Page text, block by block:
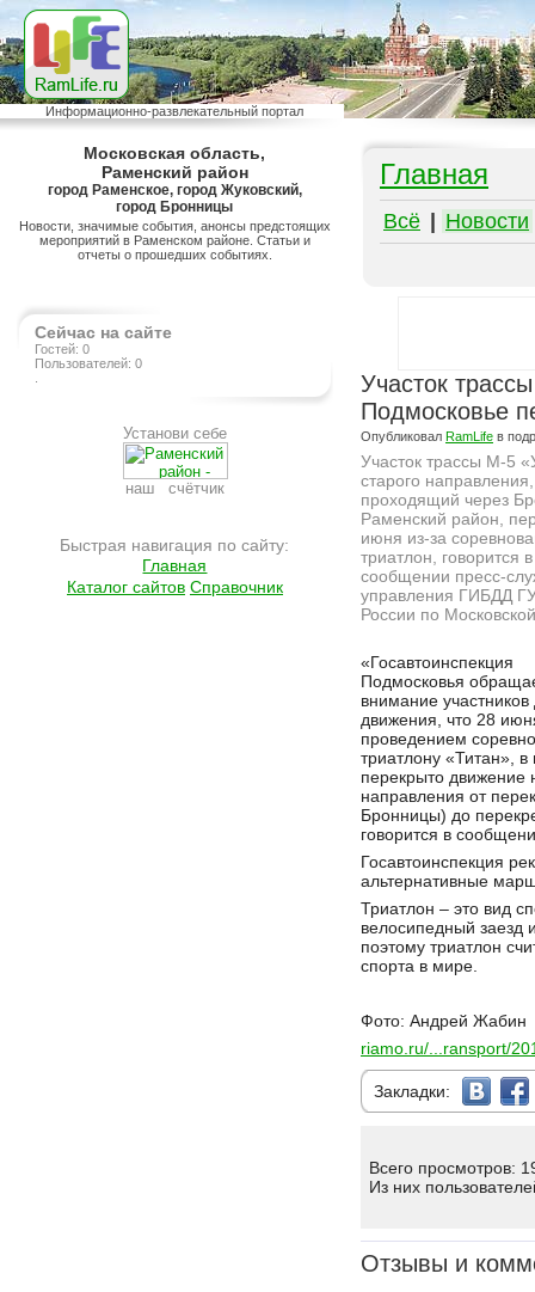
Информационно-развлекательный портал
Московская область,
Раменский район
город Раменское, город Жуковский,
город Бронницы
Новости, значимые события, анонсы предстоящих
мероприятий в Раменском районе. Статьи и
отчеты о прошедших событиях.
Сейчас на сайте
Гостей: 0
Пользователей: 0
Установи себе
наш счётчик
Быстрая навигация по сайту:
Главная
Каталог сайтов Справочник
Главная
Всё Новости
Участок
Подмосковье
Опубликовал RamLife в
Участок трассы М-5
старого направления,
проходящий через
Раменский район,
июня из-за
триатлон, говорится в
сообщении пресс-
управления ГИБДД
России по
«Госавтоинспекция
Подмосковья
внимание
движения, что 28
проведением
триатлону «Титан»,
перекрыто движение
направления от
Бронницы) до
говорится в
Госавтоинспекция
альтернативные
Триатлон – это вид
велосипедный
поэтому триатлон
спорта в мире.
Фото: Андрей Жабин
riamo.ru/...ransport/
Закладки:
Всего просмотров:
Из них
Отзывы и